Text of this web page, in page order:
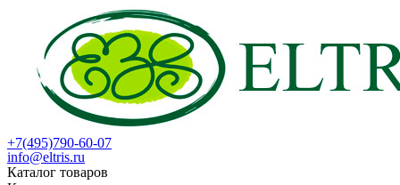
+7(495)790-60-07
info@eltris.ru
Каталог товаров